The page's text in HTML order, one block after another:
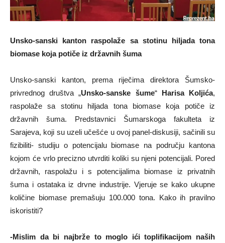
Unsko-sanski kanton raspolaže sa stotinu hiljada tona
biomase koja potiče iz državnih šuma
Unsko-sanski kanton, prema riječima direktora Šumsko-
privrednog društva „Unsko-sanske šume“ Harisa Koljića,
raspolaže sa stotinu hiljada tona biomase koja potiče iz
državnih šuma. Predstavnici Šumarskoga fakulteta iz
Sarajeva, koji su uzeli učešće u ovoj panel-diskusiji, sačinili su
fizibiliti- studiju o potencijalu biomase na području kantona
kojom će vrlo precizno utvrditi koliki su njeni potencijali. Pored
državnih, raspolažu i s potencijalima biomase iz privatnih
šuma i ostataka iz drvne industrije. Vjeruje se kako ukupne
količine biomase premašuju 100.000 tona. Kako ih pravilno
iskoristiti?
-Mislim da bi najbrže to moglo ići toplifikacijom naših